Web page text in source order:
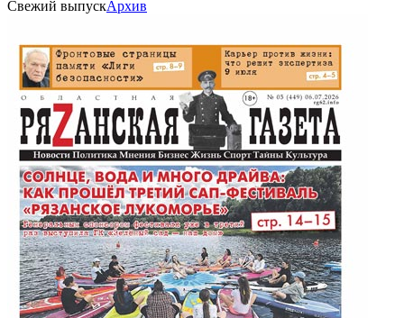
Свежий выпускАрхив